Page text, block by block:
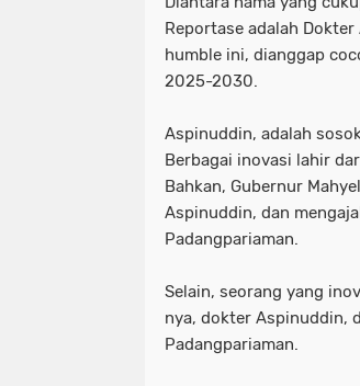
Reportase adalah
humble ini, dianggap
2025-2030.
Aspinuddin, adalah
Berbagai inovasi lahir
Bahkan, Gubernur
Aspinuddin, dan
Padangpariaman.
Selain, seorang yang
nya, dokter Aspinuddin,
Padangpariaman.